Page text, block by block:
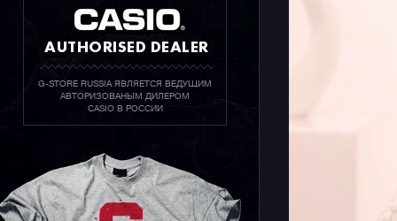
AUTHORISED DEALER
G-STORE RUSSIA ЯВЛЯЕТСЯ ВЕДУЩИМ
АВТОРИЗОВАНЫМ ДИЛЕРОМ
CASIO В РОССИИ